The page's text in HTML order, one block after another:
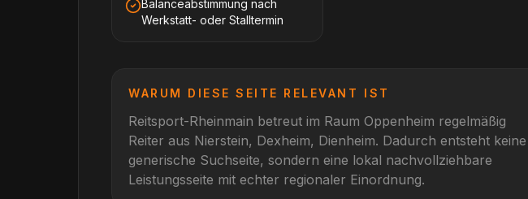
Balanceabstimmung nach
Werkstatt- oder Stalltermin
WARUM DIESE SEITE RELEVANT IST
Reitsport-Rheinmain betreut im Raum Oppenheim regelmäßig
Reiter aus Nierstein, Dexheim, Dienheim. Dadurch entsteht keine
generische Suchseite, sondern eine lokal nachvollziehbare
Leistungsseite mit echter regionaler Einordnung.